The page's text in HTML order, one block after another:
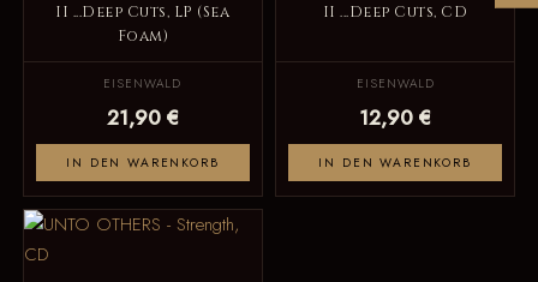
II ...Deep Cuts, LP (Sea
Foam)
EISENWALD
21,90 €
IN DEN WARENKORB
II ...Deep Cuts, CD
EISENWALD
12,90 €
IN DEN WARENKORB